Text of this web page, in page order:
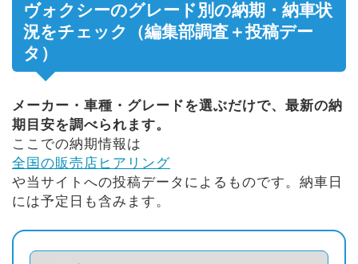
ヴォクシーのグレード別の納期・納車状
況をチェック（編集部調査＋投稿デー
タ）
メーカー・車種・グレードを選ぶだけで、最新の納
期目安を調べられます。
ここでの納期情報は
全国の販売店ヒアリング
や当サイトへの投稿データによるものです。納車日
には予定日も含みます。